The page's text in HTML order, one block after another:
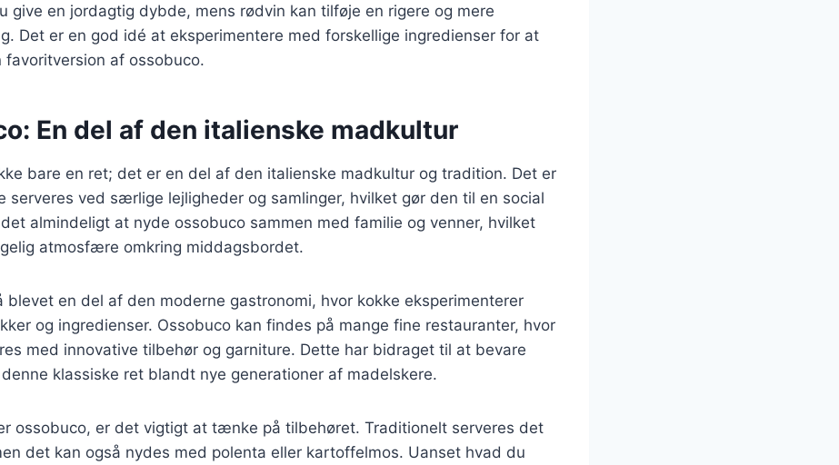
give en jordagtig dybde, mens rødvin kan tilføje en rigere og mere
Det er en god idé at eksperimentere med forskellige ingredienser for at
favoritversion af ossobuco.
En del af den italienske madkultur
bare en ret; det er en del af den italienske madkultur og tradition. Det er
serveres ved særlige lejligheder og samlinger, hvilket gør den til en social
almindeligt at nyde ossobuco sammen med familie og venner, hvilket
atmosfære omkring middagsbordet.
blevet en del af den moderne gastronomi, hvor kokke eksperimenterer
og ingredienser. Ossobuco kan findes på mange fine restauranter, hvor
med innovative tilbehør og garniture. Dette har bidraget til at bevare
klassiske ret blandt nye generationer af madelskere.
ossobuco, er det vigtigt at tænke på tilbehøret. Traditionelt serveres det
det kan også nydes med polenta eller kartoffelmos. Uanset hvad du